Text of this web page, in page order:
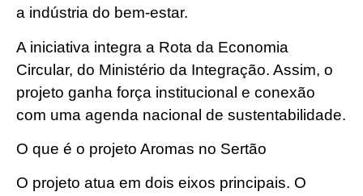
a indústria do bem-estar.
A iniciativa integra a Rota da Economia
Circular, do Ministério da Integração. Assim, o
projeto ganha força institucional e conexão
com uma agenda nacional de sustentabilidade.
O que é o projeto Aromas no Sertão
O projeto atua em dois eixos principais. O